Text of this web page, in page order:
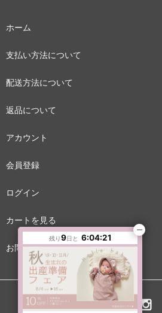
ホーム
支払い方法について
配送方法について
返品について
アカウント
会員登録
ログイン
カートを見る
お問い合わせ
残り9日と 6:04:20